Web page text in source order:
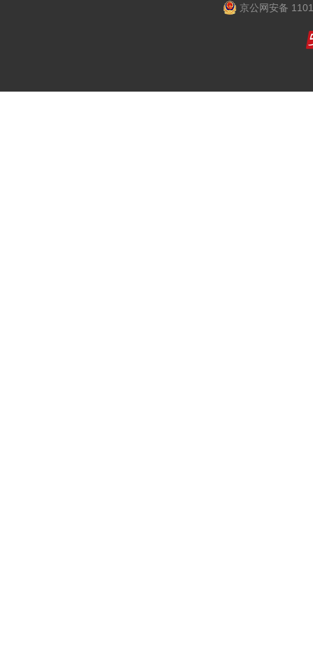
京公网安备